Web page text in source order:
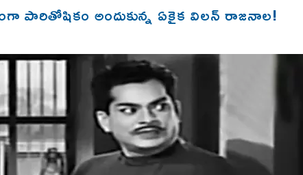
అందుకున్న ఏకైక విలన్‌ రాజనాల!